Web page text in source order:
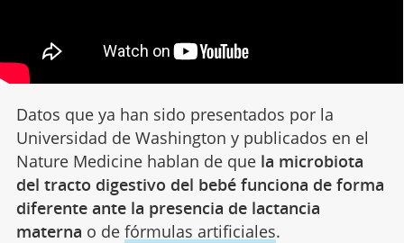
Datos que ya han sido presentados por la
Universidad de Washington y publicados en el
Nature Medicine hablan de que la microbiota
del tracto digestivo del bebé funciona de forma
diferente ante la presencia de lactancia
materna o de fórmulas artificiales.